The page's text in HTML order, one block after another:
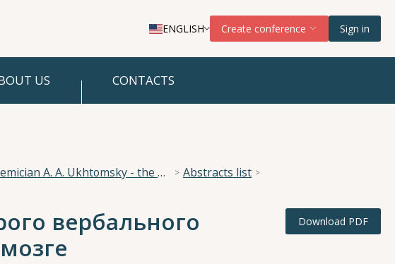
ENGLISH Create conference Sign in
US CONTACTS
National Scientific Conference “The Imperative of Academician A. A. Ukhtomsky - the Brain and its Self-Cognition”
Abstracts list
вербального
Download PDF